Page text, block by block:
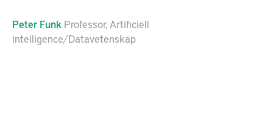
Peter Funk Professor, Artificiell
intelligence/Datavetenskap